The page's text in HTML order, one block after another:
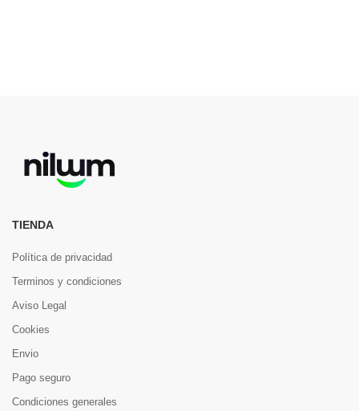
TIENDA
Política de privacidad
Terminos y condiciones
Aviso Legal
Cookies
Envio
Pago seguro
Condiciones generales